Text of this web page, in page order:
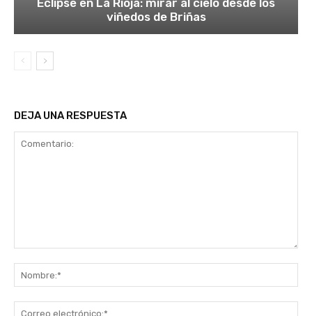
Eclipse en La Rioja: mirar al cielo desde los
viñedos de Briñas
DEJA UNA RESPUESTA